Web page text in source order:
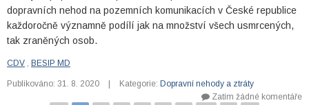
dopravních nehod na pozemních komunikacích v České republice
každoročně významně podílí jak na množství všech usmrcených,
tak zraněných osob.
CDV , BESIP MD
Publikováno: 31. 8. 2020 Kategorie: Dopravní nehody a ztráty
Zatím žádné komentáře